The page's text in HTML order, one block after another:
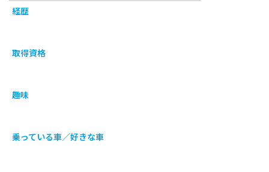
経歴
取得資格
趣味
乗っている車／好きな車